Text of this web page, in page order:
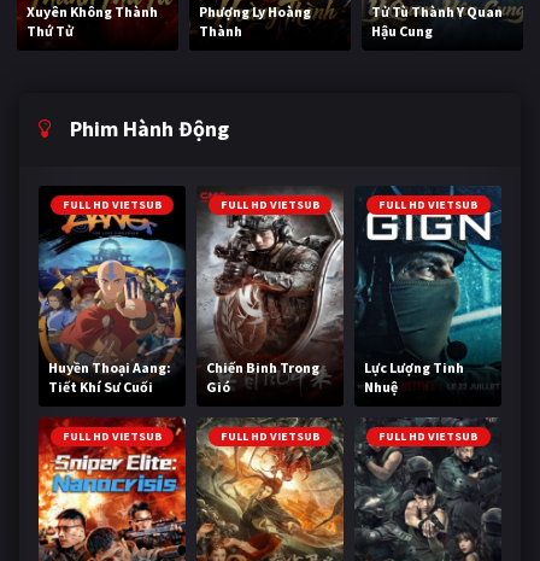
Xuyên Không Thành
Thứ Tử
Phượng Ly Hoàng
Thành
Tử Tù Thành Y Quan
Hậu Cung
Phim Hành Động
FULL HD VIETSUB
Huyền Thoại Aang:
Tiết Khí Sư Cuối
Cùng
FULL HD VIETSUB
Chiến Binh Trong
Gió
FULL HD VIETSUB
Lực Lượng Tinh
Nhuệ
FULL HD VIETSUB FULL HD VIETSUB FULL HD VIETSUB